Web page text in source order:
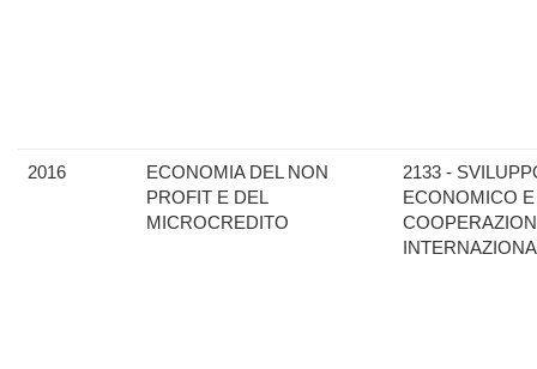
2016
ECONOMIA DEL NON
PROFIT E DEL
MICROCREDITO
2133 -
ECONOMICO E